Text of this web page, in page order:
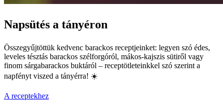
Napsütés a tányéron
Összegyűjtöttük kedvenc barackos receptjeinket: legyen szó édes,
leveles tésztás barackos szélforgóról, mákos-kajszis sütiről vagy
finom sárgabarackos buktáról – receptötleteinkkel szó szerint a
napfényt viszed a tányérra! ☀️
A receptekhez